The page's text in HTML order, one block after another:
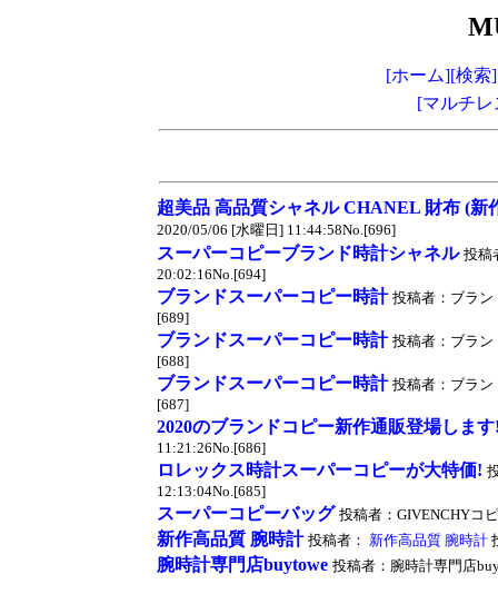
[ホーム][検索]
[マルチ
超美品 高品質シャネル CHANEL 財布 (新
2020/05/06 [水曜日] 11:44:58No.[696]
スーパーコピーブランド時計シャネル 投稿
20:02:16No.[694]
ブランドスーパーコピー時計 投稿者：ブラン
[689]
ブランドスーパーコピー時計 投稿者：ブラン
[688]
ブランドスーパーコピー時計 投稿者：ブラン
[687]
2020のブランドコピー新作通販登場しま
11:21:26No.[686]
ロレックス時計スーパーコピーが大特価!
12:13:04No.[685]
スーパーコピーバッグ 投稿者：GIVENCHYコ
新作高品質 腕時計 投稿者： 新作高品質 腕時計
腕時計専門店buytowe 投稿者：腕時計専門店